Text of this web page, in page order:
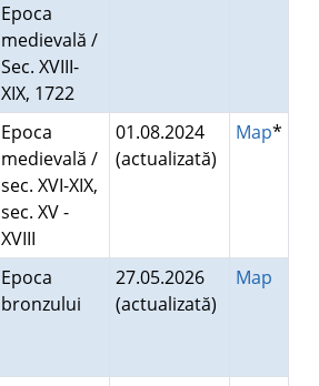
Epoca
medievală /
Sec. XVIII-
XIX, 1722
Epoca
medievală /
sec. XVI-XIX,
sec. XV -
XVIII
01.08.2024
(actualizată)
Map*
Epoca
bronzului
27.05.2026
(actualizată)
Map